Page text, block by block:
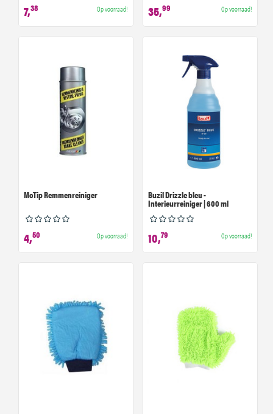
7,38 Op voorraad! 35,99 Op voorraad!
MoTip Remmenreiniger
4,50 Op voorraad!
Buzil Drizzle bleu -
Interieurreiniger | 600 ml
10,79 Op voorraad!